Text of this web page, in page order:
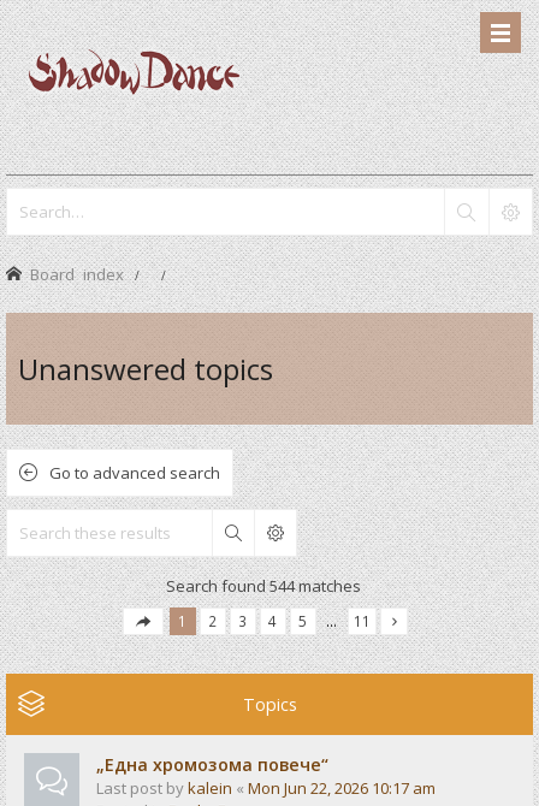
Board index
Unanswered topics
Go to advanced search
Search
Search found 544 matches
1 2 3 4 5 … 11
Topics
„Една хромозома повече“
Last post bykalein « Mon Jun 22, 2026 10:17 am